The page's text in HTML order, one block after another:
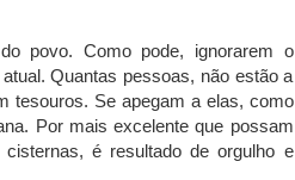
povo. Como pode, ignorarem o
Quantas pessoas, não estão a
tesouros. Se apegam a elas, como
Por mais excelente que possam
é resultado de orgulho e